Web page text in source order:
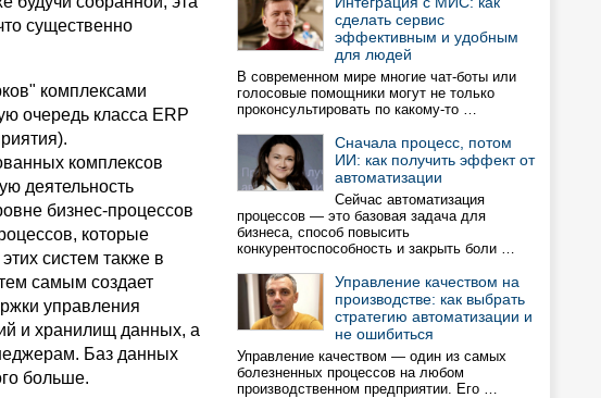
существенно
комплексами
очередь класса ERP
комплексов
деятельность
бизнес-процессов
которые
систем также в
самым создает
управления
и хранилищ данных, а
Баз данных
больше.
сделать сервис
эффективным и удобным
для людей
В современном мире многие чат-боты или
голосовые помощники могут не только
проконсультировать по какому-то …
Сначала процесс, потом
ИИ: как получить эффект от
автоматизации
Сейчас автоматизация
процессов — это базовая задача для
бизнеса, способ повысить
конкурентоспособность и закрыть боли …
Управление качеством на
производстве: как выбрать
стратегию автоматизации и
не ошибиться
Управление качеством — один из самых
болезненных процессов на любом
производственном предприятии. Его …